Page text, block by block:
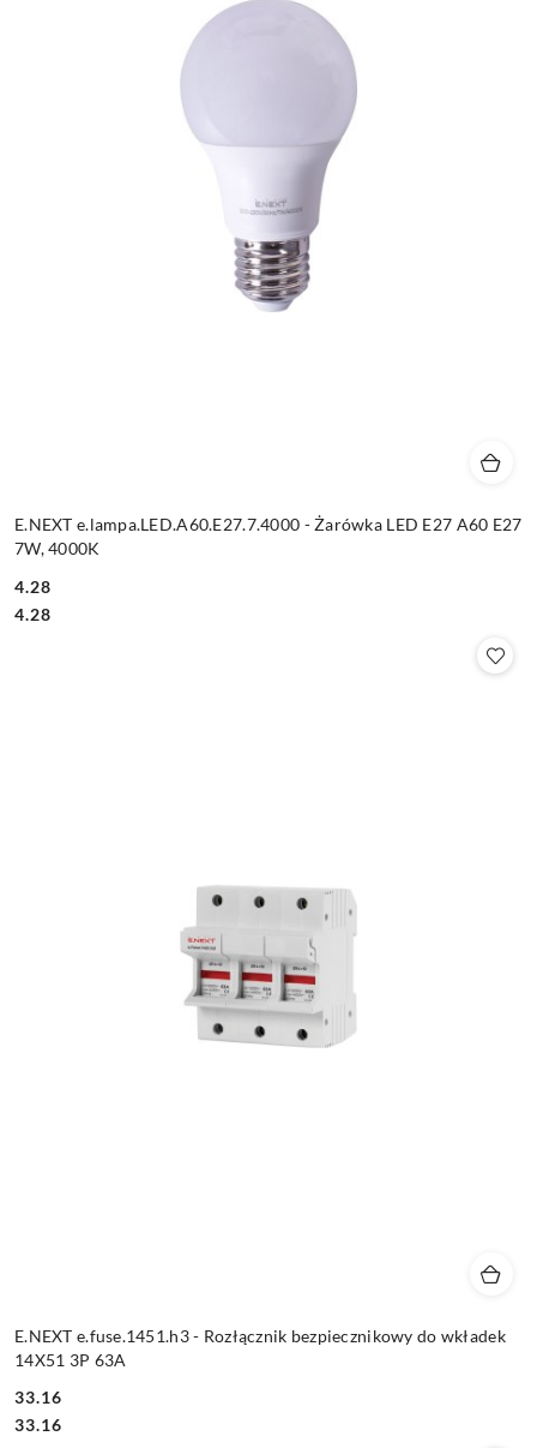
E.NEXT e.lampa.LED.A60.E27.7.4000 - Żarówka LED E27 A60 E27
7W, 4000K
Cena:
4.28
Cena:
4.28
E.NEXT e.fuse.1451.h3 - Rozłącznik bezpiecznikowy do wkładek
14X51 3P 63A
Cena:
33.16
Cena:
33.16